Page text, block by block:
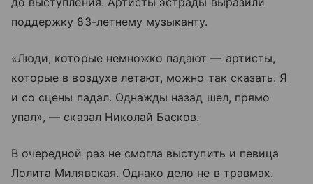
поддержку 83-летнему музыканту.
«Люди, которые немножко падают — артисты,
которые в воздухе летают, можно так сказать. Я
и со сцены падал. Однажды назад шел, прямо
упал», — сказал Николай Басков.
В очередной раз не смогла выступить и певица
Лолита Милявская. Однако дело не в травмах.